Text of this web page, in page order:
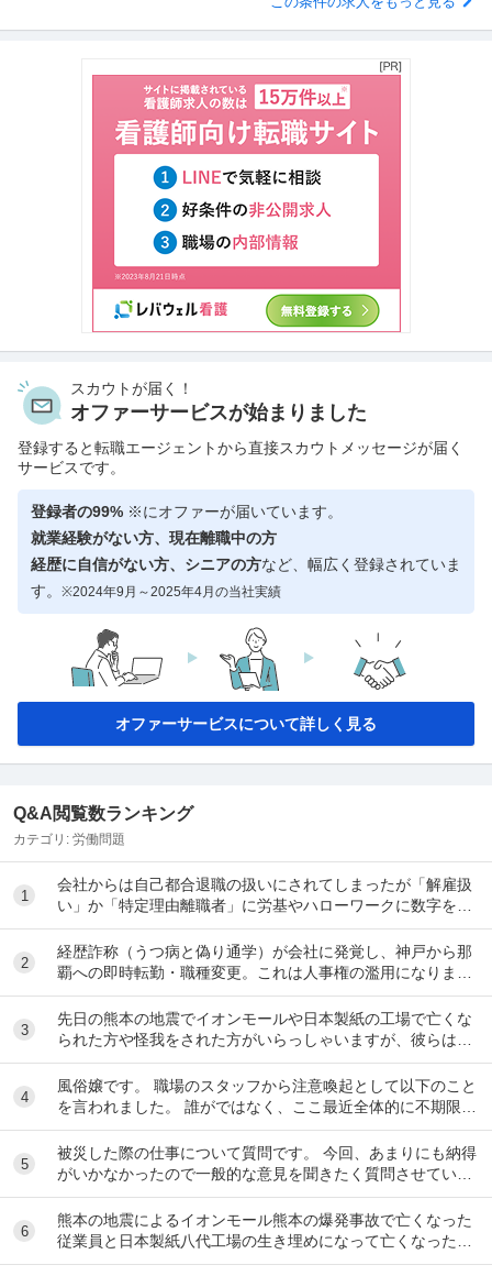
スカウトが届く！
オファーサービスが始まりました
登録すると転職エージェントから直接スカウトメッセージが届く
サービスです。
登録者の99% ※にオファーが届いています。
就業経験がない方、現在離職中の方
経歴に自信がない方、シニアの方など、幅広く登録されていま
す。 ※2024年9月～2025年4月の当社実績
オファーサービスについて詳しく見る
Q&A閲覧数ランキング
カテゴリ: 労働問題
1
会社からは自己都合退職の扱いにされてしまったが「解雇扱
い」か「特定理由離職者」に労基やハローワークに数字を具
体的な法律による根拠にのっとって覆した例を教え...
2
経歴詐称（うつ病と偽り通学）が会社に発覚し、神戸から那
覇への即時転勤・職種変更。これは人事権の濫用になります
か？ 中途採用で大手企業に入社して9ヶ月にな...
3
先日の熊本の地震でイオンモールや日本製紙の工場で亡くな
られた方や怪我をされた方がいらっしゃいますが、彼らは皆
さん従業員との事。 このような場合、労災になる...
4
風俗嬢です。 職場のスタッフから注意喚起として以下のこと
を言われました。 誰がではなく、ここ最近全体的に不期限は
当然・表更、案内時間の遅れが多く感じ...
5
被災した際の仕事について質問です。 今回、あまりにも納得
がいかなかったので一般的な意見を聞きたく質問させていた
だきました。 職種は営業になります。 内...
6
熊本の地震によるイオンモール熊本の爆発事故で亡くなった
従業員と日本製紙八代工場の生き埋めになって亡くなった作
業員は労災が認められるのですか？